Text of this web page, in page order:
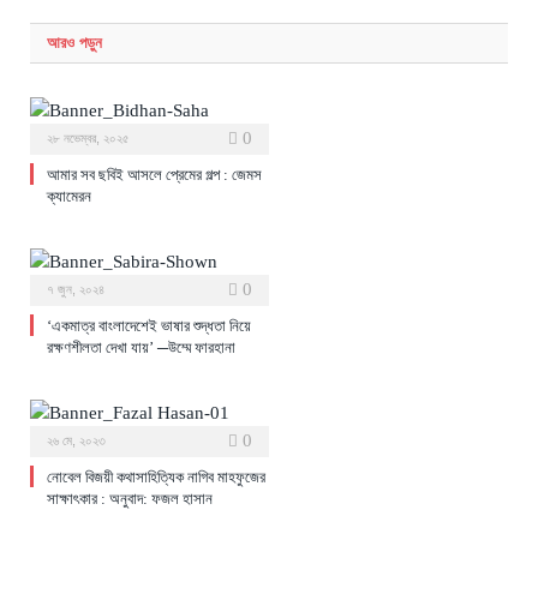
আরও পড়ুন
২৮ নভেম্বর, ২০২৫ 0
আমার সব ছবিই আসলে প্রেমের গল্প : জেমস
ক্যামেরন
৭ জুন, ২০২৪ 0
‘একমাত্র বাংলাদেশেই ভাষার শুদ্ধতা নিয়ে
রক্ষণশীলতা দেখা যায়’ ─উম্মে ফারহানা
২৬ মে, ২০২৩ 0
নোবেল বিজয়ী কথাসাহিত্যিক নাগিব মাহফুজের
সাক্ষাৎকার : অনুবাদ: ফজল হাসান